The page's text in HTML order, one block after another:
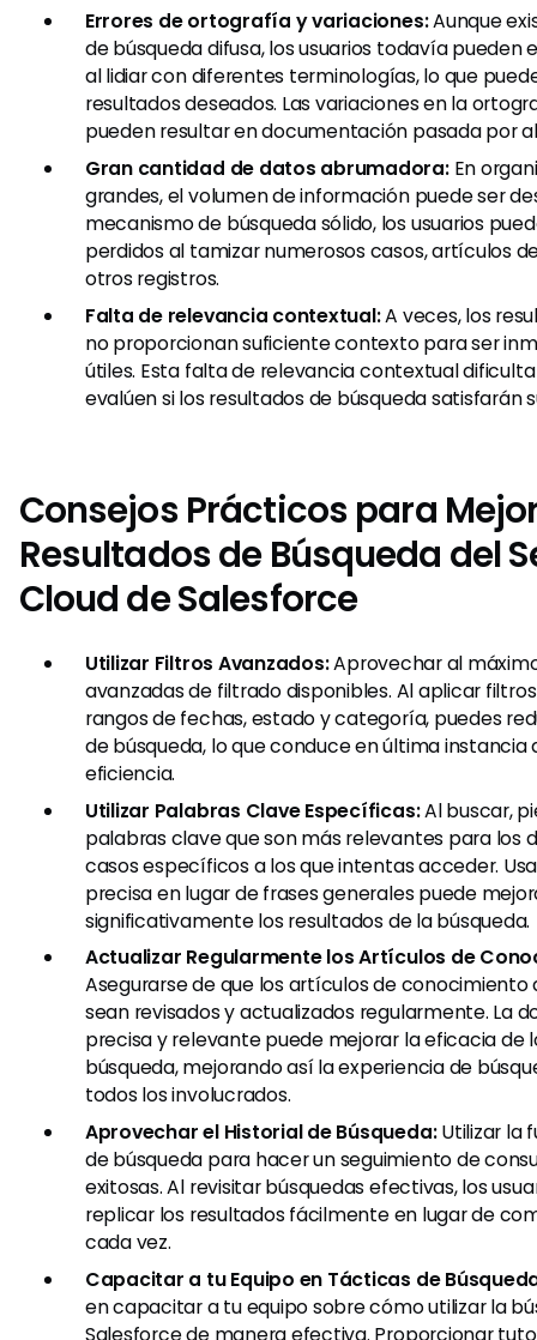
Errores de ortografía y variaciones:Aunque
de búsqueda difusa, los usuarios todavía pueden
al lidiar con diferentes terminologías, lo que
resultados deseados. Las variaciones en la
pueden resultar en documentación pasada por
Gran cantidad de datos abrumadora:En
grandes, el volumen de información puede ser
mecanismo de búsqueda sólido, los usuarios
perdidos al tamizar numerosos casos, artículos
otros registros.
Falta de relevancia contextual:A veces, los
no proporcionan suficiente contexto para ser
útiles. Esta falta de relevancia contextual dificulta
evalúen si los resultados de búsqueda satisfarán
Consejos Prácticos para
Resultados de Búsqueda del
Cloud de Salesforce
Utilizar Filtros Avanzados:Aprovechar al
avanzadas de filtrado disponibles. Al aplicar
rangos de fechas, estado y categoría, puedes
de búsqueda, lo que conduce en última instancia
eficiencia.
Utilizar Palabras Clave Específicas:Al buscar,
palabras clave que son más relevantes para los
casos específicos a los que intentas acceder.
precisa en lugar de frases generales puede
significativamente los resultados de la búsqueda.
Actualizar Regularmente los Artículos de
Asegurarse de que los artículos de conocimiento
sean revisados y actualizados regularmente. La
precisa y relevante puede mejorar la eficacia de
búsqueda, mejorando así la experiencia de
todos los involucrados.
Aprovechar el Historial de Búsqueda:Utilizar la
de búsqueda para hacer un seguimiento de
exitosas. Al revisitar búsquedas efectivas, los
replicar los resultados fácilmente en lugar de
cada vez.
Capacitar a tu Equipo en Tácticas de
en capacitar a tu equipo sobre cómo utilizar la